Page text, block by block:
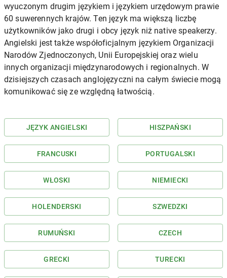
wyuczonym drugim językiem i językiem urzędowym prawie
60 suwerennych krajów. Ten język ma większą liczbę
użytkowników jako drugi i obcy język niż native speakerzy.
Angielski jest także współoficjalnym językiem Organizacji
Narodów Zjednoczonych, Unii Europejskiej oraz wielu
innych organizacji międzynarodowych i regionalnych. W
dzisiejszych czasach anglojęzyczni na całym świecie mogą
komunikować się ze względną łatwością.
JĘZYK ANGIELSKI HISZPAŃSKI
FRANCUSKI PORTUGALSKI
WŁOSKI NIEMIECKI
HOLENDERSKI SZWEDZKI
RUMUŃSKI CZECH
GRECKI TURECKI